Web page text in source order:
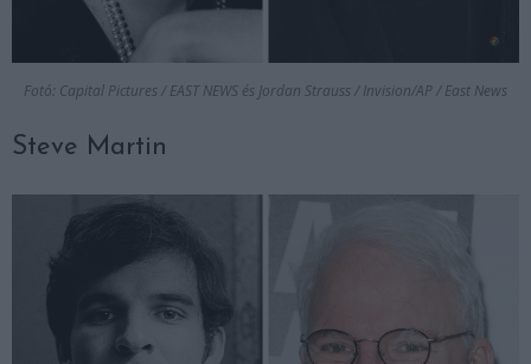
Fotó: Capital Pictures / EAST NEWS és Jordan Strauss / Invision/AP / East News
Steve Martin